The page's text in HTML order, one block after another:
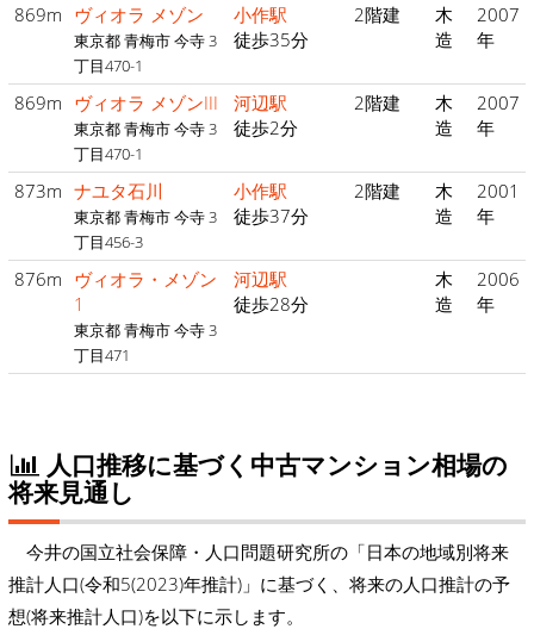
869m ヴィオラ メゾン
東京都 青梅市 今寺 3
丁目470-1
小作駅
徒歩35分
2階建
木
造
2007
年
869m ヴィオラ メゾンIII
東京都 青梅市 今寺 3
丁目470-1
河辺駅
徒歩2分
2階建
木
造
2007
年
873m ナユタ石川
東京都 青梅市 今寺 3
丁目456-3
小作駅
徒歩37分
2階建
木
造
2001
年
876m ヴィオラ・メゾン
1
東京都 青梅市 今寺 3
丁目471
河辺駅
徒歩28分
木
造
2006
年
人口推移に基づく中古マンション相場の
将来見通し
今井の国立社会保障・人口問題研究所の「日本の地域別将来
推計人口(令和5(2023)年推計)」に基づく、将来の人口推計の予
想(将来推計人口)を以下に示します。